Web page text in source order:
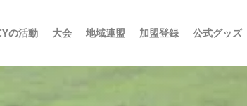
の活動 大会 地域連盟 加盟登録 公式グッズ